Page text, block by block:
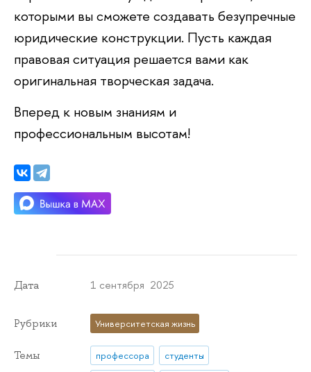
которыми вы сможете создавать безупречные
юридические конструкции. Пусть каждая
правовая ситуация решается вами как
оригинальная творческая задача.
Вперед к новым знаниям и
профессиональным высотам!
Дата 1 сентября 2025
Рубрики Университетская жизнь
Темы профессора
студенты